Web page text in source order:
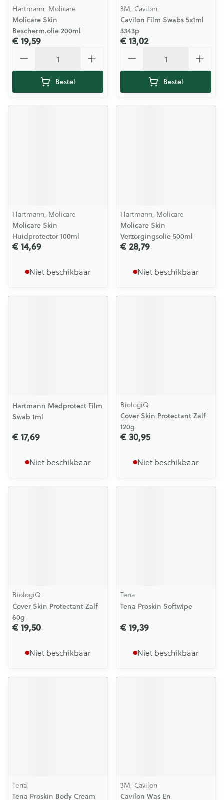
Hartmann, Molicare
Molicare Skin
Bescherm.olie 200ml
€ 19,59
Bestel
3M, Cavilon
Cavilon Film Swabs 5x1ml
3343p
€ 13,02
Bestel
Hartmann, Molicare
Molicare Skin
Huidprotector 100ml
€ 14,69
Niet beschikbaar
Hartmann, Molicare
Molicare Skin
Verzorgingsolie 500ml
€ 28,79
Niet beschikbaar
Hartmann Medprotect Film
Swab 1ml
€ 17,69
Niet beschikbaar
BiologiQ
Cover Skin Protectant Zalf
120g
€ 30,95
Niet beschikbaar
BiologiQ
Cover Skin Protectant Zalf
60g
€ 19,50
Niet beschikbaar
Tena
Tena Proskin Softwipe
€ 19,39
Niet beschikbaar
Tena
Tena Proskin Body Cream
3M, Cavilon
Cavilon Was En